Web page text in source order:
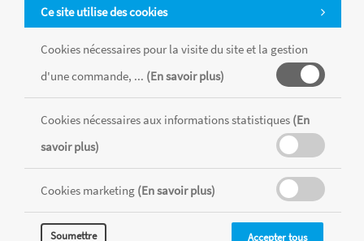
Ce site utilise des cookies
Cookies nécessaires pour la visite du site et la gestion
d'une commande, ... (En savoir plus)
Cookies nécessaires aux informations statistiques (En
savoir plus)
Cookies marketing (En savoir plus)
Soumettre Accepter tous
Tous les produits sont vendus dans la limite des stocks disponibles de
MENTIONS LÉGALES CONDITIONS GÉNÉRALES